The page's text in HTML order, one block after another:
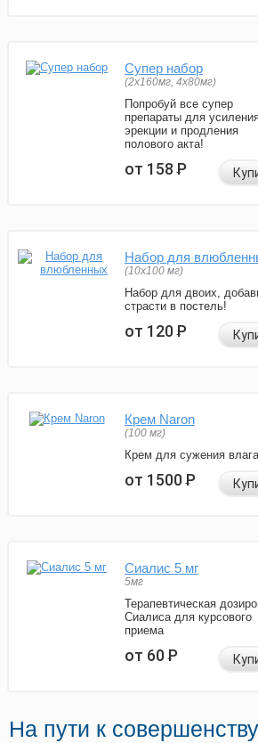
Супер набор
(2х160мг, 4х80мг)
Попробуй все супер
препараты для
эрекции и продления
полового акта!
от 158Р
Набор для
(10х100 мг)
Набор для двоих,
страсти в постель!
от 120Р
Крем Naron
(100 мг)
Крем для сужения
от 1500Р
Сиалис 5 мг
5мг
Терапевтическая
Сиалиса для курсового
приема
от 60Р
На пути к